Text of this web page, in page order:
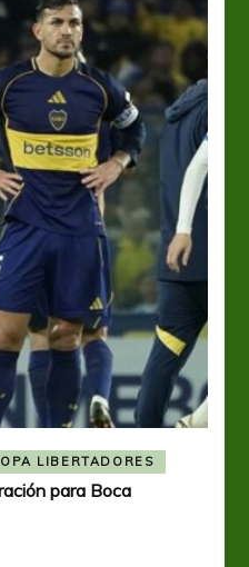
LIBERTADORES
para Boca